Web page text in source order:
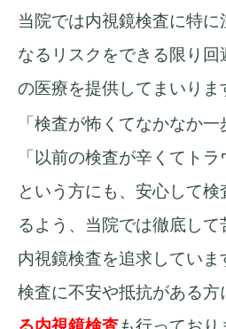
当院では内視鏡検査に特
なるリスクをできる限り
の医療を提供してまいりま
「検査が怖くてなかなか一
「以前の検査が辛くてトラ
という方にも、安心して
るよう、当院では徹底し
内視鏡検査を追求していま
検査に不安や抵抗がある方